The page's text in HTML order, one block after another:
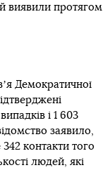
виявили протягом
Демократичної
і 1 603
заявило,
контакти того
людей, які